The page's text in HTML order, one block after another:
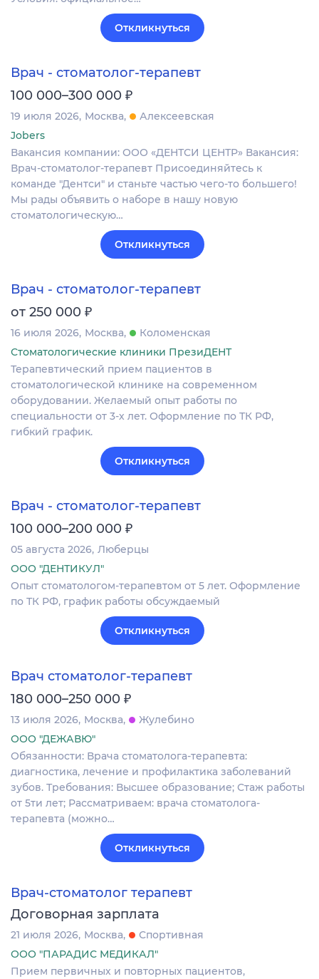
Откликнуться
Врач - стоматолог-терапевт
100 000–300 000 ₽
19 июля 2026 Москва
Алексеевская
Jobers
Вакансия компании: ООО «ДЕНТСИ ЦЕНТР» Вакансия:
Врач-стоматолог-терапевт Присоединяйтесь к
команде "Дентси" и станьте частью чего-то большего!
Мы рады объявить о наборе в нашу новую
стоматологическую…
Откликнуться
Врач - стоматолог-терапевт
от 250 000 ₽
16 июля 2026 Москва
Коломенская
Стоматологические клиники ПрезиДЕНТ
Терапевтический прием пациентов в
стоматологической клинике на современном
оборудовании. Желаемый опыт работы по
специальности от 3-х лет. Оформление по ТК РФ,
гибкий график.
Откликнуться
Врач - стоматолог-терапевт
100 000–200 000 ₽
05 августа 2026 Люберцы
ООО "ДЕНТИКУЛ"
Опыт стоматологом-терапевтом от 5 лет. Оформление
по ТК РФ, график работы обсуждаемый
Откликнуться
Врач стоматолог-терапевт
180 000–250 000 ₽
13 июля 2026 Москва
Жулебино
ООО "ДЕЖАВЮ"
Обязанности: Врача стоматолога-терапевта:
диагностика, лечение и профилактика заболеваний
зубов. Требования: Высшее образование; Стаж работы
от 5ти лет; Рассматриваем: врача стоматолога-
терапевта (можно…
Откликнуться
Врач-стоматолог терапевт
Договорная зарплата
21 июля 2026 Москва
Спортивная
ООО "ПАРАДИС МЕДИКАЛ"
Прием первичных и повторных пациентов,